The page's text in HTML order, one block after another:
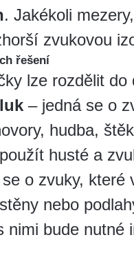
. Jakékoli
zvukovou
řešení
lze rozdělit do
– jedná se o
hudba,
husté a
o zvuky, které
nebo
nimi bude nutné